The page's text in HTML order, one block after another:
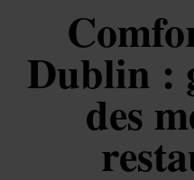
Dublin :
des